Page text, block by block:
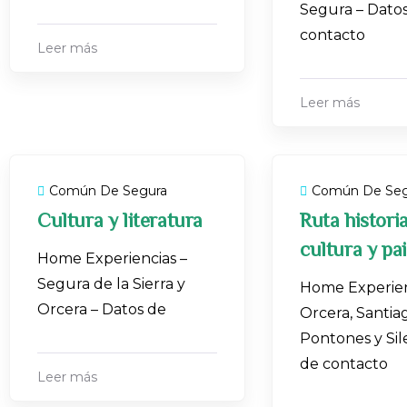
Leer más
Segura –
contacto
Leer más
Común De Segura
Cultura y literatura
Home Experiencias –
Segura de la Sierra y
Orcera – Datos de
Leer más
Común De
Ruta
cultura y
Home
Orcera,
Pontones y
de contacto